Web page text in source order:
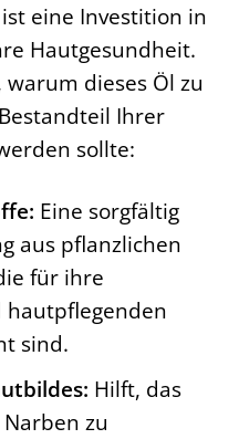
eine Investition in
Hautgesundheit.
dieses Öl zu
Ihrer
sollte:
Eine sorgfältig
aus pflanzlichen
für ihre
sind.
Hilft, das
zu